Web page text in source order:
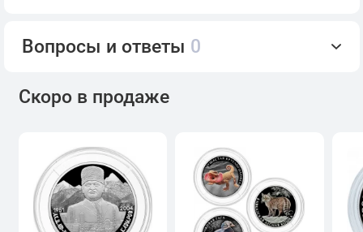
Вопросы и ответы 0
Скоро в продаже